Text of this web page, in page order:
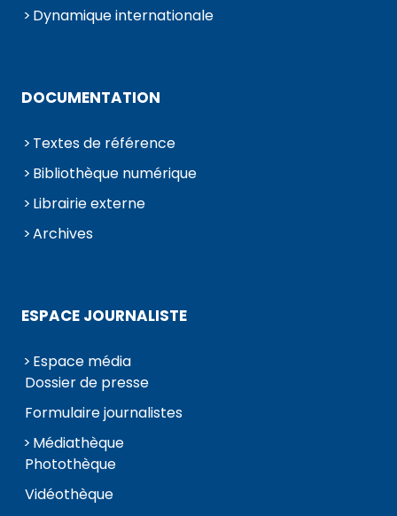
Dynamique internationale
DOCUMENTATION
Textes de référence
Bibliothèque numérique
Librairie externe
Archives
ESPACE JOURNALISTE
Espace média
Dossier de presse
Formulaire journalistes
Médiathèque
Photothèque
Vidéothèque